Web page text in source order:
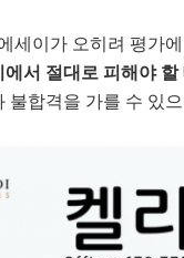
세이가 오히려 평가에
서 절대로 피해야
불합격을 가를 수 있